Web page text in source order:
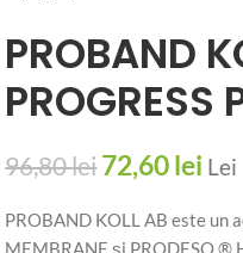
PROBAND
PROGRESS
96,80lei 72,60lei Lei
PROBAND KOLL AB este un
MEMBRANE și PRODESO ®